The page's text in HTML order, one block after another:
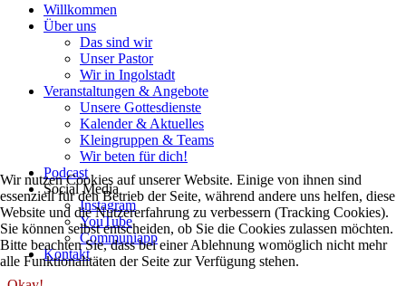
Willkommen
Über uns
Das sind wir
Unser Pastor
Wir in Ingolstadt
Veranstaltungen & Angebote
Unsere Gottesdienste
Kalender & Aktuelles
Kleingruppen & Teams
Wir beten für dich!
Podcast
Social Media
Instagram
YouTube
Communiapp
Kontakt
Wir nutzen Cookies auf unserer Website. Einige von ihnen sind
essenziell für den Betrieb der Seite, während andere uns helfen, diese
Website und die Nutzererfahrung zu verbessern (Tracking Cookies).
Sie können selbst entscheiden, ob Sie die Cookies zulassen möchten.
Bitte beachten Sie, dass bei einer Ablehnung womöglich nicht mehr
alle Funktionalitäten der Seite zur Verfügung stehen.